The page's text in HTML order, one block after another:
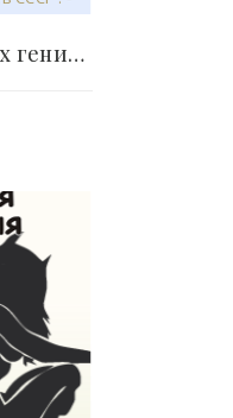
Трагические судьбы юных гениев СССР ! - «Фото»..